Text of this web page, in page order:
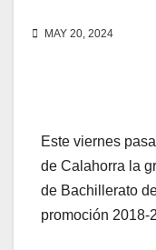
MAY 20, 2024
Este viernes
de Calahorra la
de Bachillerato
promoción 2018-